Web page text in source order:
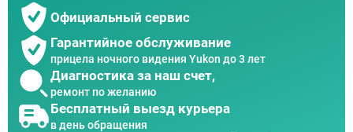
Официальный сервис
Гарантийное обслуживание
прицела ночного видения Yukon до 3 лет
Диагностика за наш счет,
ремонт по желанию
Бесплатный выезд курьера
в день обращения